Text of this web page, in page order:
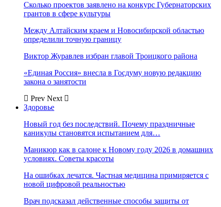
Сколько проектов заявлено на конкурс Губернаторских
грантов в сфере культуры
Между Алтайским краем и Новосибирской областью
определили точную границу
Виктор Журавлев избран главой Троицкого района
«Единая Россия» внесла в Госдуму новую редакцию
закона о занятости
Prev Next
Здоровье
Новый год без последствий. Почему праздничные
каникулы становятся испытанием для…
Маникюр как в салоне к Новому году 2026 в домашних
условиях. Советы красоты
На ошибках лечатся. Частная медицина примиряется с
новой цифровой реальностью
Врач подсказал действенные способы защиты от